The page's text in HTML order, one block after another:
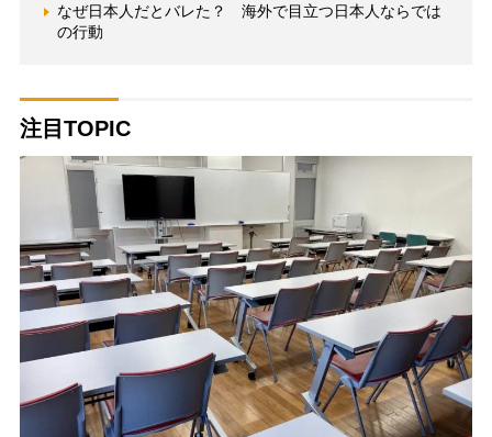
なぜ日本人だとバレた？ 海外で目立つ日本人ならでは
の行動
注目TOPIC